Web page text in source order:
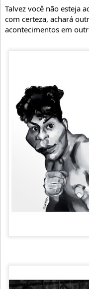
Talvez você não esteja
com certeza, achará
acontecimentos em